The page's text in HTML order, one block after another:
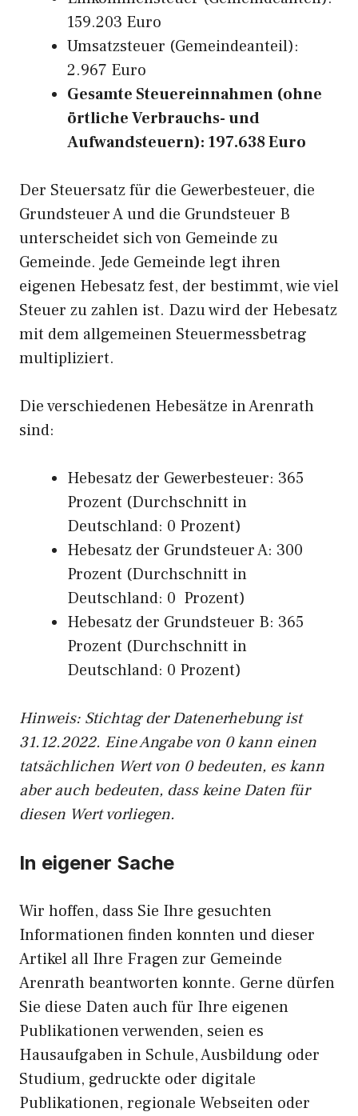
159.203 Euro
Umsatzsteuer (Gemeindeanteil):
2.967 Euro
Gesamte Steuereinnahmen (ohne
örtliche Verbrauchs- und
Aufwandsteuern): 197.638 Euro
Der Steuersatz für die Gewerbesteuer, die
Grundsteuer A und die Grundsteuer B
unterscheidet sich von Gemeinde zu
Gemeinde. Jede Gemeinde legt ihren
eigenen Hebesatz fest, der bestimmt, wie viel
Steuer zu zahlen ist. Dazu wird der Hebesatz
mit dem allgemeinen Steuermessbetrag
multipliziert.
Die verschiedenen Hebesätze in Arenrath
sind:
Hebesatz der Gewerbesteuer: 365
Prozent (Durchschnitt in
Deutschland: 0 Prozent)
Hebesatz der Grundsteuer A: 300
Prozent (Durchschnitt in
Deutschland: 0 Prozent)
Hebesatz der Grundsteuer B: 365
Prozent (Durchschnitt in
Deutschland: 0 Prozent)
Hinweis: Stichtag der Datenerhebung ist
31.12.2022. Eine Angabe von 0 kann einen
tatsächlichen Wert von 0 bedeuten, es kann
aber auch bedeuten, dass keine Daten für
diesen Wert vorliegen.
In eigener Sache
Wir hoffen, dass Sie Ihre gesuchten
Informationen finden konnten und dieser
Artikel all Ihre Fragen zur Gemeinde
Arenrath beantworten konnte. Gerne dürfen
Sie diese Daten auch für Ihre eigenen
Publikationen verwenden, seien es
Hausaufgaben in Schule, Ausbildung oder
Studium, gedruckte oder digitale
Publikationen, regionale Webseiten oder